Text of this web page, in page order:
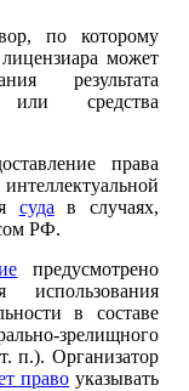
по которому
может
результата
или средства
права
суда в случаях,
РФ.
предусмотрено
в составе
зрелищного
п.). Организатор
право указывать